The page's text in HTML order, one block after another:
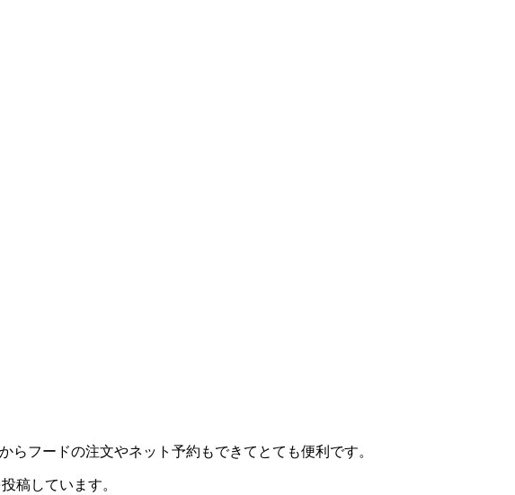
フードの注文やネット予約もできてとても便利です。
稿しています。